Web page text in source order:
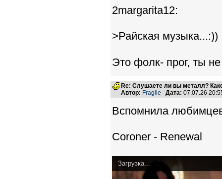
2margarita12:
>Райская музыка...:))
Это фолк- прог, ты
Re: Слушаете ли вы металл?
Автор: Fragile Дата: 07.07.26
Вспомнила
Coroner - Renewal
Загрузка...